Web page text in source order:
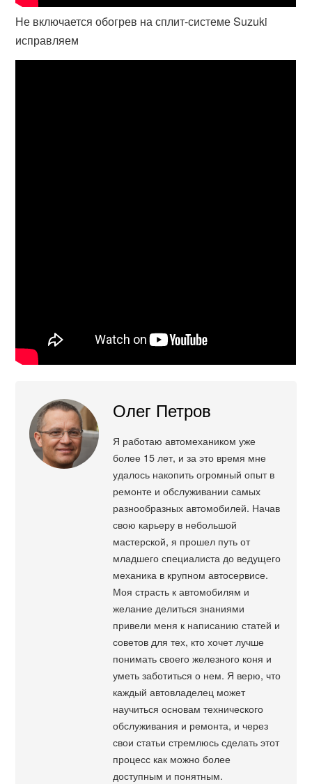
Не включается обогрев на сплит-системе Suzuki
исправляем
Олег Петров
Я работаю автомехаником уже
более 15 лет, и за это время мне
удалось накопить огромный опыт в
ремонте и обслуживании самых
разнообразных автомобилей. Начав
свою карьеру в небольшой
мастерской, я прошел путь от
младшего специалиста до ведущего
механика в крупном автосервисе.
Моя страсть к автомобилям и
желание делиться знаниями
привели меня к написанию статей и
советов для тех, кто хочет лучше
понимать своего железного коня и
уметь заботиться о нем. Я верю, что
каждый автовладелец может
научиться основам технического
обслуживания и ремонта, и через
свои статьи стремлюсь сделать этот
процесс как можно более
доступным и понятным.